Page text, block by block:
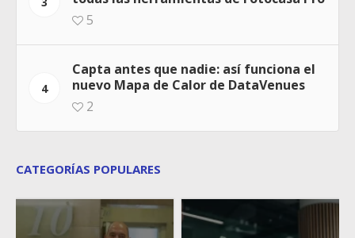
5
4
Capta antes que nadie: así funciona el
nuevo Mapa de Calor de DataVenues
2
CATEGORÍAS POPULARES